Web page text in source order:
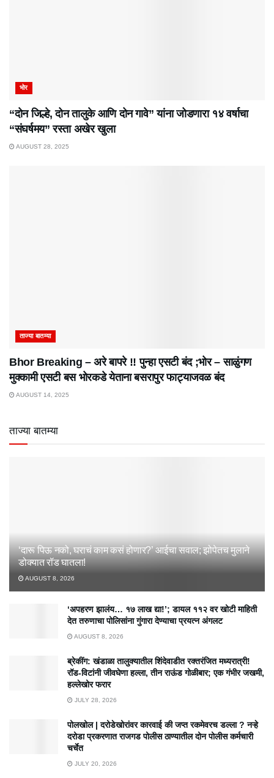
भोर
“दोन जिल्हे, दोन तालुके आणि दोन गावे” यांना जोडणारा १४ वर्षाचा
“संघर्षमय” रस्ता अखेर खुला
AUGUST 28, 2025
ताज्या बातम्या
Bhor Breaking – अरे बापरे‌ !! पुन्हा एसटी बंद ;भोर – साळुंगण
मुक्कामी एसटी बस भोरकडे येताना बसरापुर फाट्याजवळ बंद
AUGUST 14, 2025
ताज्या बातम्या
‘दारू पिऊ नको, घराचं काम कसं होणार?’ आईचा सवाल; झोपेतच मुलाने
डोक्यात रॉड घातला!
AUGUST 8, 2026
‘अपहरण झालंय… १७ लाख द्या!’; डायल ११२ वर खोटी माहिती
देत तरुणाचा पोलिसांना गुंगारा देण्याचा प्रयत्न अंगलट
AUGUST 8, 2026
ब्रेकींग: खंडाळा तालुक्यातील शिंदेवाडीत रक्तरंजित मध्यरात्री!
रॉड-विटांनी जीवघेणा हल्ला, तीन राऊंड गोळीबार; एक गंभीर जखमी,
हल्लेखोर फरार
JULY 28, 2026
पोलखोल | दरोडेखोरांवर कारवाई की जप्त रकमेवरच डल्ला ? नऱ्हे
दरोडा प्रकरणात राजगड पोलीस ठाण्यातील दोन पोलीस कर्मचारी
चर्चेत
JULY 20, 2026